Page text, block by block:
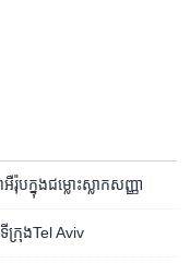
ក្នុង​ជម្លោះ​ស្លាក​សញ្ញា
ទីក្រុងTel Aviv